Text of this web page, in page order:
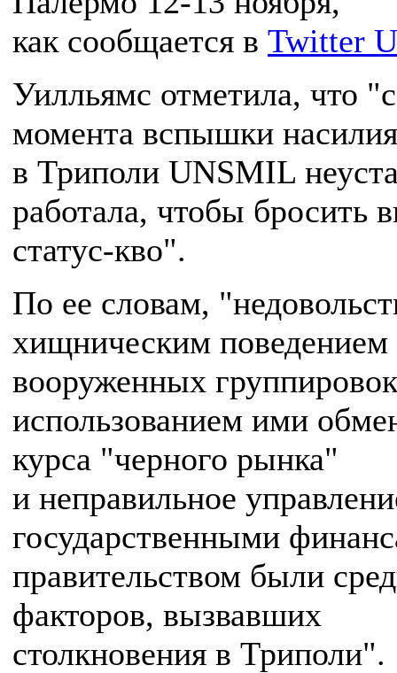
как сообщается в Twitter
Уилльямс отметила, что "с
момента вспышки насилия
в Триполи UNSMIL
работала, чтобы бросить
статус-кво".
По ее словам,
хищническим поведением
вооруженных
использованием ими
курса "черного рынка"
и неправильное
государственными
правительством были
факторов, вызвавших
столкновения в Триполи".